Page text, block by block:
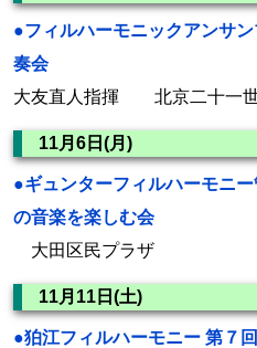
●フィルハーモニックアンサ
奏会
大友直人指揮 北京二十一
11月6日(月)
●ギュンターフィルハーモニ
の音楽を楽しむ会
大田区民プラザ
11月11日(土)
●狛江フィルハーモニー 第７